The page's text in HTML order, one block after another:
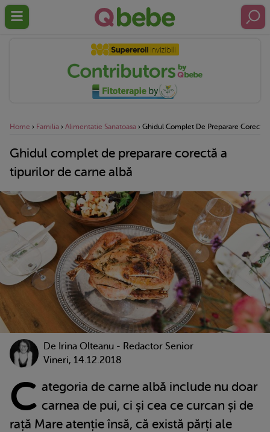
Home › Familia › Alimentatie Sanatoasa › Ghidul Complet De Preparare Corectă
Ghidul complet de preparare corectă a
tipurilor de carne albă
De Irina Olteanu - Redactor Senior
Vineri, 14.12.2018
C ategoria de carne albă include nu doar
carnea de pui, ci și cea ce curcan și de
rață Mare atenție însă, că există părți ale